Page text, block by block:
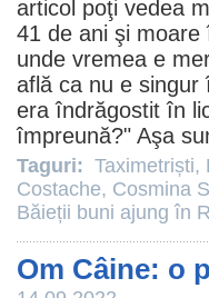
articol poţi vedea
41 de ani şi moare
unde vremea e
află ca nu e
era îndrăgostit în
împreună?" Aşa
Taguri: Taximetriști,
Costache, Cosmina
Băieții buni ajung în
Om Câine: o